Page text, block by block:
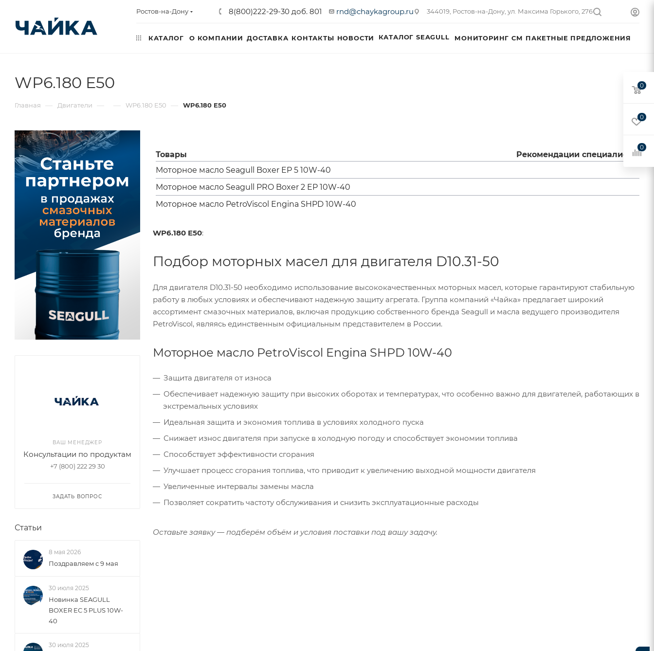
Ростов-на-Дону 8(800)222-29-30 доб. 801 rnd@chaykagroup.ru 344019, Ростов-на-Дону, ул. Максима Горького, 276
КАТАЛОГ О КОМПАНИИ ДОСТАВКА КОНТАКТЫ НОВОСТИ КАТАЛОГ SEAGULL МОНИТОРИНГ СМ ПАКЕТНЫЕ ПРЕДЛОЖЕНИЯ
WP6.180 E50
Главная — Двигатели — — WP6.180 E50 — WP6.180 E50
Товары
Рекомендации специалиста
Моторное масло Seagull Boxer EP 5 10W-40
Моторное масло Seagull PRO Boxer 2 EP 10W-40
Моторное масло PetroViscol Engina SHPD 10W-40
WP6.180 E50:
Подбор моторных масел для двигателя D10.31-50
Для двигателя D10.31-50 необходимо использование высококачественных моторных масел, которые гарантируют стабильную
работу в любых условиях и обеспечивают надежную защиту агрегата. Группа компаний «Чайка» предлагает широкий
ассортимент смазочных материалов, включая продукцию собственного бренда Seagull и масла ведущего производителя
PetroViscol, являясь единственным официальным представителем в России.
Моторное масло PetroViscol Engina SHPD 10W-40
Защита двигателя от износа
Обеспечивает надежную защиту при высоких оборотах и температурах, что особенно важно для двигателей, работающих в
экстремальных условиях
Идеальная защита и экономия топлива в условиях холодного пуска
Снижает износ двигателя при запуске в холодную погоду и способствует экономии топлива
Способствует эффективности сгорания
Улучшает процесс сгорания топлива, что приводит к увеличению выходной мощности двигателя
Увеличенные интервалы замены масла
Позволяет сократить частоту обслуживания и снизить эксплуатационные расходы
Оставьте заявку — подберём объём и условия поставки под вашу задачу.
ВАШ МЕНЕДЖЕР
Консультации по продуктам
+7 (800) 222 29 30
ЗАДАТЬ ВОПРОС
Статьи
8 мая 2026
Поздравляем с 9 мая
30 июля 2025
Новинка SEAGULL
BOXER EC 5 PLUS 10W-
40
30 июля 2025
0
0
0